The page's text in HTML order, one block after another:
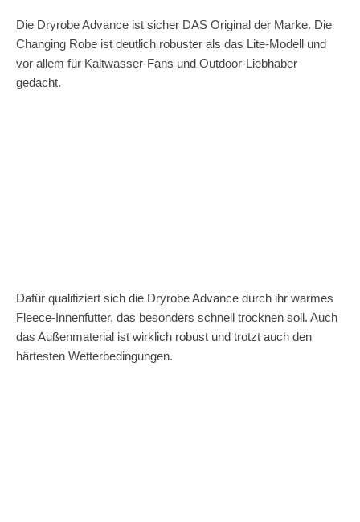
Die Dryrobe Advance ist sicher DAS Original der Marke. Die
Changing Robe ist deutlich robuster als das Lite-Modell und
vor allem für Kaltwasser-Fans und Outdoor-Liebhaber
gedacht.
Dafür qualifiziert sich die Dryrobe Advance durch ihr warmes
Fleece-Innenfutter, das besonders schnell trocknen soll. Auch
das Außenmaterial ist wirklich robust und trotzt auch den
härtesten Wetterbedingungen.